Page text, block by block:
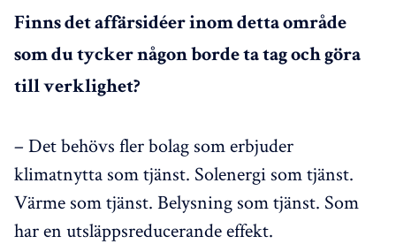
Finns det affärsidéer inom detta område
som du tycker någon borde ta tag och göra
till verklighet?
– Det behövs fler bolag som erbjuder
klimatnytta som tjänst. Solenergi som tjänst.
Värme som tjänst. Belysning som tjänst. Som
har en utsläppsreducerande effekt.